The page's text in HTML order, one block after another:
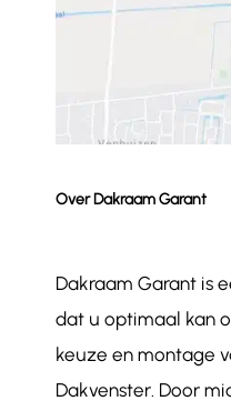
Over Dakraam Garant
Dakraam Garant is
dat u optimaal kan
keuze en montage
Dakvenster. Door